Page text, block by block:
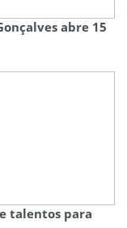
abre 15
talentos para